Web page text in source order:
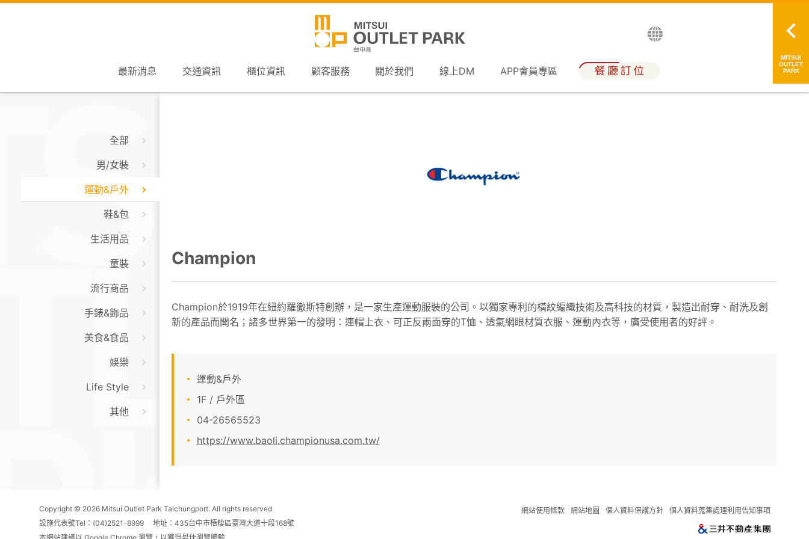
最新消息 交通資訊 櫃位資訊 顧客服務 關於我們 線上DM APP會員專區
MITSUI
OUTLET
PARK
全部
男/女裝
運動&戶外
鞋&包
生活用品
童裝
流行商品
手錶&飾品
美食&食品
娛樂
Life Style
其他
Champion
Champion於1919年在紐約羅徹斯特創辦，是一家生產運動服裝的公司。以獨家專利的橫紋編織技術及高科技的材質，製造出耐穿、耐洗及創
新的產品而聞名；諸多世界第一的發明：連帽上衣、可正反兩面穿的T恤、透氣網眼材質衣服、運動內衣等，廣受使用者的好評。
運動&戶外
1F / 戶外區
04-26565523
https://www.baoli.championusa.com.tw/
Copyright © 2026 Mitsui Outlet Park Taichungport. All rights reserved
設施代表號Tel：(04)2521-8999 地址：435台中市梧棲區臺灣大道十段168號
網站使用條款 網站地圖 個人資料保護方針 個人資料蒐集處理利用告知事項